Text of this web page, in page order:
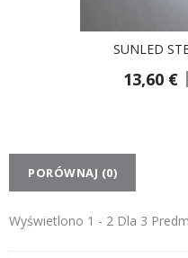
SUNLED
13,60 €
PORÓWNAJ (0)
Wyświetlono 1 - 2 Dla 3